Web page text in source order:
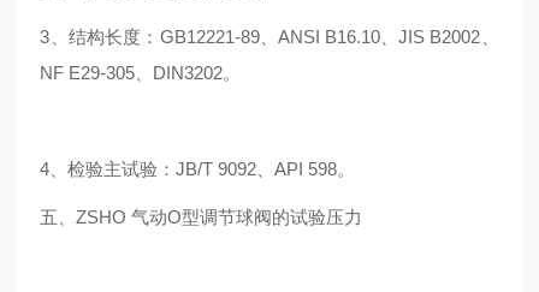
3、结构长度：GB12221-89、ANSI B16.10、JIS B2002、
NF E29-305、DIN3202。
4、检验主试验：JB/T 9092、API 598。
五、ZSHO 气动O型调节球阀的试验压力